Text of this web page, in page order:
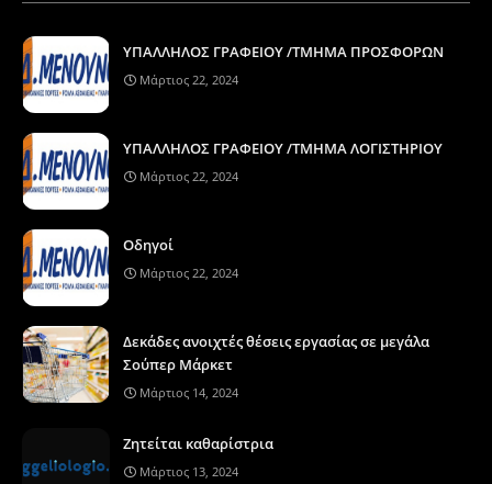
ΥΠΑΛΛΗΛΟΣ ΓΡΑΦΕΙΟΥ /ΤΜΗΜΑ ΠΡΟΣΦΟΡΩΝ
Μάρτιος 22, 2024
ΥΠΑΛΛΗΛΟΣ ΓΡΑΦΕΙΟΥ /ΤΜΗΜΑ ΛΟΓΙΣΤΗΡΙΟΥ
Μάρτιος 22, 2024
Οδηγοί
Μάρτιος 22, 2024
Δεκάδες ανοιχτές θέσεις εργασίας σε μεγάλα
Σούπερ Μάρκετ
Μάρτιος 14, 2024
Ζητείται καθαρίστρια
Μάρτιος 13, 2024